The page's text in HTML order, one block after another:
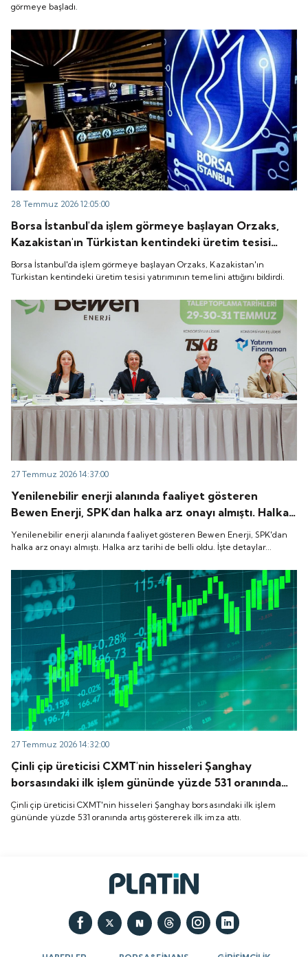
görmeye başladı.
28 Temmuz 2026 12:05:00
Borsa İstanbul'da işlem görmeye başlayan Orzaks,
Kazakistan'ın Türkistan kentindeki üretim tesisi
yatırımının temelini attığını bildirdi.
Borsa İstanbul'da işlem görmeye başlayan Orzaks, Kazakistan'ın
Türkistan kentindeki üretim tesisi yatırımının temelini attığını bildirdi.
27 Temmuz 2026 14:37:00
Yenilenebilir enerji alanında faaliyet gösteren
Bewen Enerji, SPK'dan halka arz onayı almıştı. Halka
arz tarihi de belli oldu. İşte detaylar...
Yenilenebilir enerji alanında faaliyet gösteren Bewen Enerji, SPK'dan
halka arz onayı almıştı. Halka arz tarihi de belli oldu. İşte detaylar...
27 Temmuz 2026 14:32:00
Çinli çip üreticisi CXMT'nin hisseleri Şanghay
borsasındaki ilk işlem gününde yüzde 531 oranında
artış göstererek ilk imza attı.
Çinli çip üreticisi CXMT'nin hisseleri Şanghay borsasındaki ilk işlem
gününde yüzde 531 oranında artış göstererek ilk imza attı.